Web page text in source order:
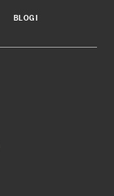
BLOGI